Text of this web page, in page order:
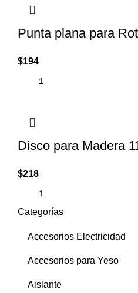
Punta plana para
$194
Disco para Madera
$218
Categorías
Accesorios Electricidad
Accesorios para Yeso
Aislante